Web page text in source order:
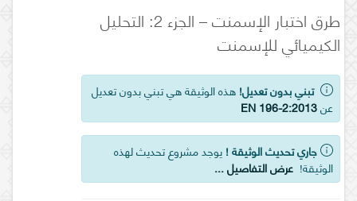
طرق اختبار الإسمنت – الجزء 2: التحليل
الكيميائي للإسمنت
تبني بدون تعديل! هذه الوثيقة هي تبني بدون تعديل
عنEN 196-2:2013
جاري تحديث الوثيقة ! يوجد مشروع تحديث لهذه
الوثيقة! عرض التفاصيل ...